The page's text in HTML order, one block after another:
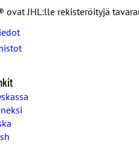
JHL:lle rekisteröityjä